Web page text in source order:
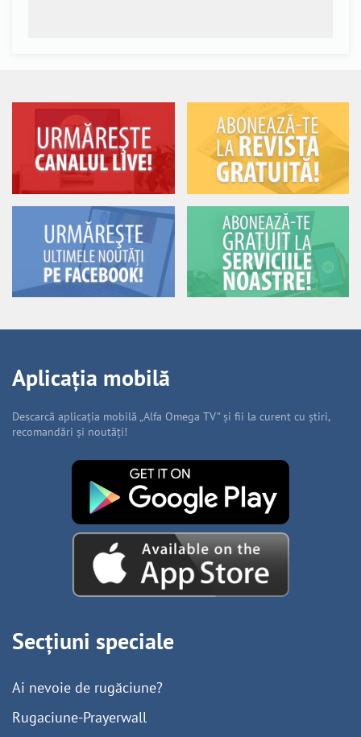
Aplicația mobilă
Descarcă aplicația mobilă „Alfa Omega TV” și fii la curent cu știri,
recomandări și noutăți!
Secțiuni speciale
Ai nevoie de rugăciune?
Rugaciune-Prayerwall